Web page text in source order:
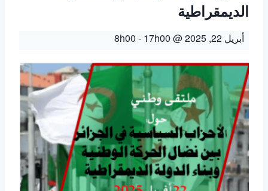
الديمقراطية
أبريل 22, 2025 @ 8h00 - 17h00